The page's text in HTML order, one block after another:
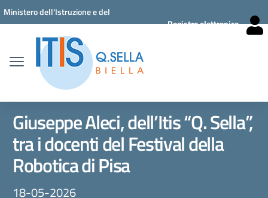
Vai ai contenuti
Vai al menu di navigazione
Vai al footer
Ministero dell'Istruzione e del
Registro elettronico
Giuseppe Aleci, dell’Itis “Q. Sella”,
tra i docenti del Festival della
Robotica di Pisa
18-05-2026